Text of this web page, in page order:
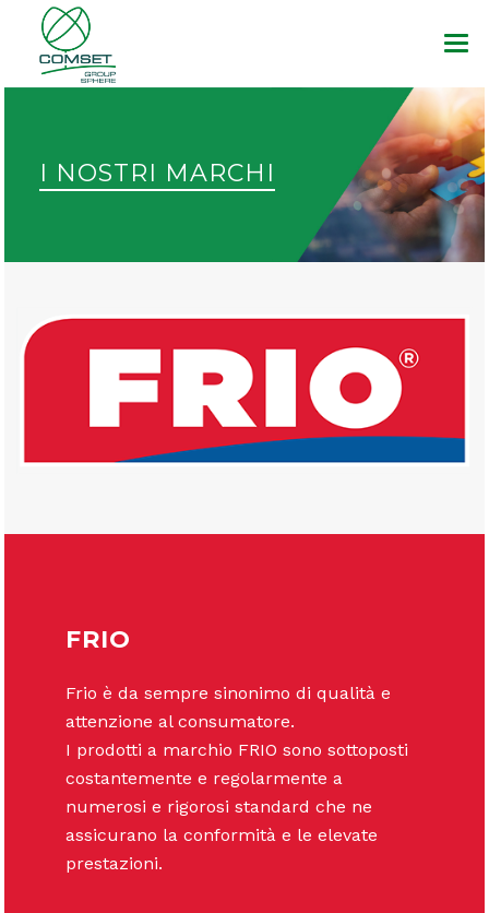
DOWNLOAD
I NOSTRI MARCHI
FRIO
Frio è da sempre sinonimo di qualità e
attenzione al consumatore.
I prodotti a marchio FRIO sono sottoposti
costantemente e regolarmente a
numerosi e rigorosi standard che ne
assicurano la conformità e le elevate
prestazioni.